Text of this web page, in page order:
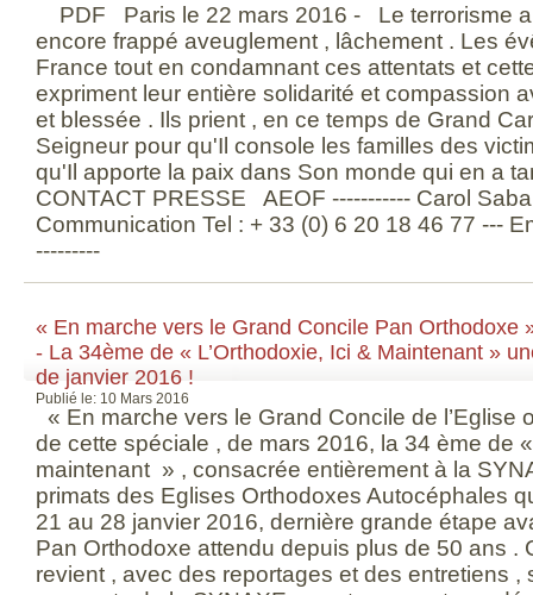
PDF Paris le 22 mars 2016 - Le terrorisme a
encore frappé aveuglement , lâchement . Les
France tout en condamnant ces attentats et
expriment leur entière solidarité et compassion
et blessée . Ils prient , en ce temps de Grand
Seigneur pour qu'Il console les familles des
qu'Il apporte la paix dans Son monde qui en a
CONTACT PRESSE AEOF ----------- Carol
Communication Tel : + 33 (0) 6 20 18 46 77 ---
---------
« En marche vers le Grand Concile Pan Orthodoxe
- La 34ème de « L’Orthodoxie, Ici & Maintenant »
de janvier 2016 !
Publié le: 10 Mars 2016
« En marche vers le Grand Concile de l’Eglise
de cette spéciale , de mars 2016, la 34 ème de
maintenant » , consacrée entièrement à la
primats des Eglises Orthodoxes Autocéphales
21 au 28 janvier 2016, dernière grande étape
Pan Orthodoxe attendu depuis plus de 50 ans .
revient , avec des reportages et des entretiens ,